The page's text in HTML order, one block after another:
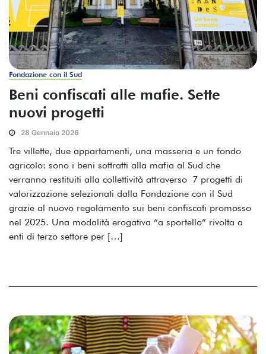
Fondazione con il Sud
Beni confiscati alle mafie. Sette
nuovi progetti
28 Gennaio 2026
Tre villette, due appartamenti, una masseria e un fondo
agricolo: sono i beni sottratti alla mafia al Sud che
verranno restituiti alla collettività attraverso 7 progetti di
valorizzazione selezionati dalla Fondazione con il Sud
grazie al nuovo regolamento sui beni confiscati promosso
nel 2025. Una modalità erogativa “a sportello” rivolta a
enti di terzo settore per […]